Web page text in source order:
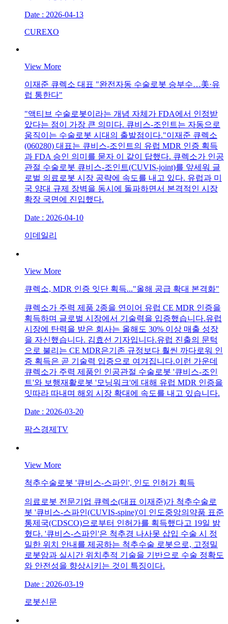
Date : 2026-04-13
CUREXO
View More
이재준 큐렉소 대표 "완전자동 수술로봇 승부수…美·유
럽 통한다"
"액티브 수술로봇이라는 개념 자체가 FDA에서 인정받
았다는 점이 가장 큰 의미다. 큐비스-조인트는 자동으로
움직이는 수술로봇 시대의 출발점이다."이재준 큐렉소
(060280) 대표는 큐비스-조인트의 유럽 MDR 인증 획득
과 FDA 승인 의미를 묻자 이 같이 답했다. 큐렉소가 인공
관절 수술로봇 큐비스-조인트(CUVIS-joint)를 앞세워 글
로벌 의료로봇 시장 공략에 속도를 내고 있다. 유럽과 미
국 양대 규제 장벽을 동시에 돌파하면서 본격적인 시장
확장 국면에 진입했다.
Date : 2026-04-10
이데일리
View More
큐렉소, MDR 인증 잇단 획득..."올해 공급 확대 본격화"
큐렉소가 주력 제품 2종을 연이어 유럽 CE MDR 인증을
획득하며 글로벌 시장에서 기술력을 입증했습니다.유럽
시장에 탄력을 받은 회사는 올해도 30% 이상 매출 성장
을 자신했습니다. 김효선 기자입니다.유럽 진출의 문턱
으로 불리는 CE MDR은기존 규정보다 훨씬 까다로워 인
증 획득은 곧 기술력 입증으로 여겨집니다.이런 가운데
큐렉소가 주력 제품인 인공관절 수술로봇 '큐비스-조인
트'와 보행재활로봇 '모닝워크'에 대해 유럽 MDR 인증을
잇따라 따내며 해외 시장 확대에 속도를 내고 있습니다.
Date : 2026-03-20
팍스경제TV
View More
척추수술로봇 '큐비스-스파인', 인도 인허가 획득
의료로봇 전문기업 큐렉소(대표 이재준)가 척추수술로
봇 '큐비스-스파인(CUVIS-spine)'이 인도중앙의약품 표준
통제국(CDSCO)으로부터 인허가를 획득했다고 19일 밝
혔다. '큐비스-스파인'은 척추경 나사못 삽입 수술 시 정
밀한 위치 안내를 제공하는 척추수술 로봇으로, 고정밀
로봇암과 실시간 위치추적 기술을 기반으로 수술 정확도
와 안전성을 향상시키는 것이 특징이다.
Date : 2026-03-19
로봇신문